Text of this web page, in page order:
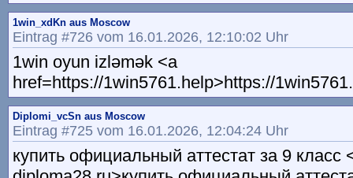
1win_xdKn aus Moscow
Eintrag #726 vom 16.01.2026, 12:10:02 Uhr
1win oyun izləmək <a
href=https://1win5761.help>https://
Diplomi_vcSn aus Moscow
Eintrag #725 vom 16.01.2026, 12:04:24 Uhr
купить официальный аттестат за 9 класс